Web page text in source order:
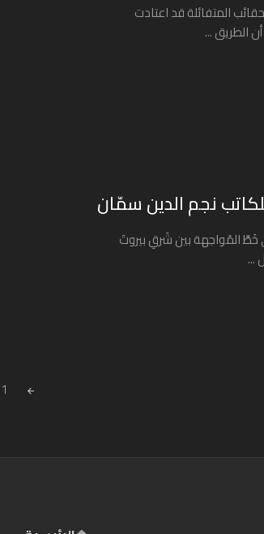
المتفائلة قد اعتادت
أن الطريق ...
نجم الدين سمّان
خَطَّ المُواجهة بين شَرقِ بيروتَ
...
1